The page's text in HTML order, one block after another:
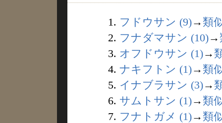
1. フドウサン (9)→ 類
2. フナダマサン (10)→
3. オフドウサン (1)→
4. ナキフトン (1)→ 類
5. イナブラサン (3)→
6. サムトサン (1)→ 類
7. フナトガメ (1)→ 類